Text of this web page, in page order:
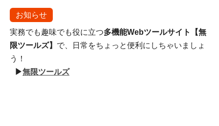
お知らせ
実務でも趣味でも役に立つ多機能Webツールサイト【無
限ツールズ】 で、日常をちょっと便利にしちゃいましょ
う！
▶無限ツールズ